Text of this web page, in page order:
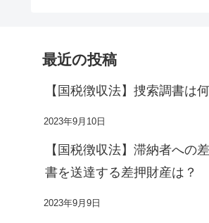
最近の投稿
【国税徴収法】捜索調書は
2023年9月10日
【国税徴収法】滞納者への
書を送達する差押財産は？
2023年9月9日